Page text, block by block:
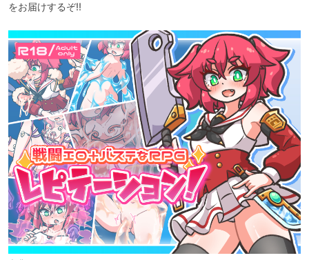
をお届けするぞ!!